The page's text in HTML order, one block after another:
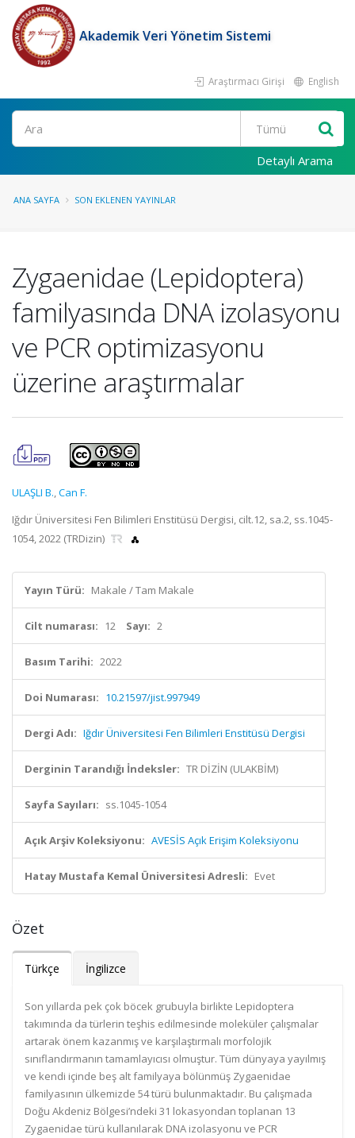
Akademik Veri Yönetim Sistemi
Araştırmacı Girişi English
Ara
Detaylı Arama
ANA SAYFA SON EKLENEN YAYINLAR
Zygaenidae (Lepidoptera)
familyasında DNA izolasyonu
ve PCR optimizasyonu
üzerine araştırmalar
ULAŞLI B.,Can F.
Iğdır Üniversitesi Fen Bilimleri Enstitüsü Dergisi, cilt.12, sa.2, ss.1045-
1054, 2022 (TRDizin)
Yayın Türü: Makale / Tam Makale
Cilt numarası: 12 Sayı: 2
Basım Tarihi: 2022
Doi Numarası: 10.21597/jist.997949
Dergi Adı: Iğdır Üniversitesi Fen Bilimleri Enstitüsü Dergisi
Derginin Tarandığı İndeksler: TR DİZİN (ULAKBİM)
Sayfa Sayıları: ss.1045-1054
Açık Arşiv Koleksiyonu: AVESİS Açık Erişim Koleksiyonu
Hatay Mustafa Kemal Üniversitesi Adresli: Evet
Özet
Türkçe İngilizce
Son yıllarda pek çok böcek grubuyla birlikte Lepidoptera
takımında da türlerin teşhis edilmesinde moleküler çalışmalar
artarak önem kazanmış ve karşılaştırmalı morfolojik
sınıflandırmanın tamamlayıcısı olmuştur. Tüm dünyaya yayılmış
ve kendi içinde beş alt familyaya bölünmüş Zygaenidae
familyasının ülkemizde 54 türü bulunmaktadır. Bu çalışmada
Doğu Akdeniz Bölgesi’ndeki 31 lokasyondan toplanan 13
Zygaenidae türü kullanılarak DNA izolasyonu ve PCR